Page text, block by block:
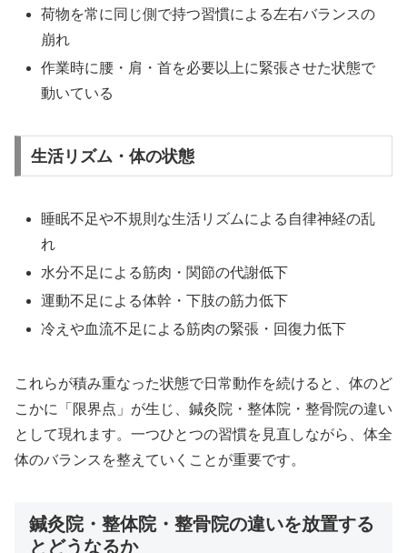
荷物を常に同じ側で持つ習慣による左右バランスの
崩れ
作業時に腰・肩・首を必要以上に緊張させた状態で
動いている
生活リズム・体の状態
睡眠不足や不規則な生活リズムによる自律神経の乱
れ
水分不足による筋肉・関節の代謝低下
運動不足による体幹・下肢の筋力低下
冷えや血流不足による筋肉の緊張・回復力低下
これらが積み重なった状態で日常動作を続けると、体のど
こかに「限界点」が生じ、鍼灸院・整体院・整骨院の違い
として現れます。一つひとつの習慣を見直しながら、体全
体のバランスを整えていくことが重要です。
鍼灸院・整体院・整骨院の違いを放置する
とどうなるか